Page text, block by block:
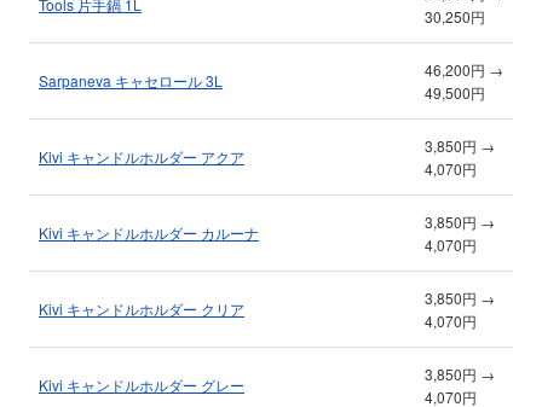
Tools 片手鍋 1L
30,250円
Sarpaneva キャセロール 3L
46,200円 →
49,500円
Kivi キャンドルホルダー アクア
3,850円 →
4,070円
Kivi キャンドルホルダー カルーナ
3,850円 →
4,070円
Kivi キャンドルホルダー クリア
3,850円 →
4,070円
Kivi キャンドルホルダー グレー
3,850円 →
4,070円